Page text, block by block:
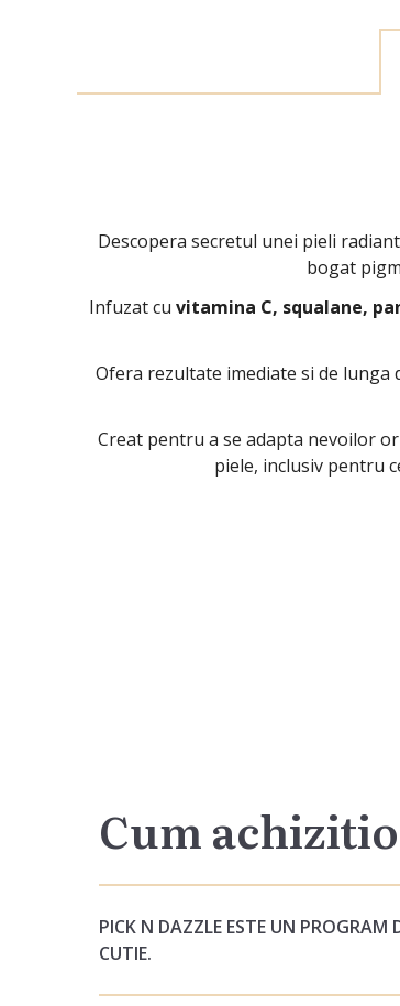
Descopera secretul unei pieli
bogat
Infuzat cu vitamina C, squalane,
Ofera rezultate imediate si de lunga
Creat pentru a se adapta nevoilor
piele, inclusiv pentru
Cum
PICK N DAZZLE ESTE UN PROGRAM
CUTIE.